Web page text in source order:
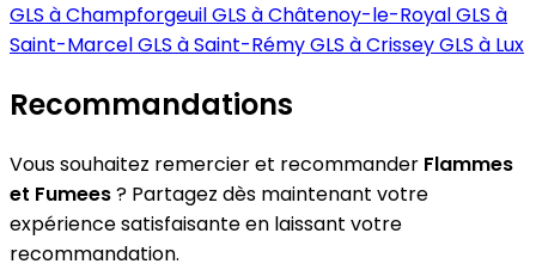
GLS à ChampforgeuilGLS à Châtenoy-le-RoyalGLS à
Saint-MarcelGLS à Saint-RémyGLS à CrisseyGLS à Lux
Recommandations
Vous souhaitez remercier et recommander Flammes
et Fumees? Partagez dès maintenant votre
expérience satisfaisante en laissant votre
recommandation.